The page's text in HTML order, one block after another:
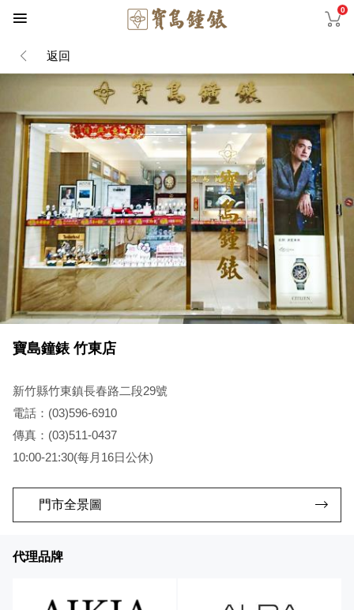
0
返回
寶島鐘錶 竹東店
新竹縣竹東鎮長春路二段29號
電話：(03)596-6910
傳真：(03)511-0437
10:00-21:30(每月16日公休)
門市全景圖
代理品牌